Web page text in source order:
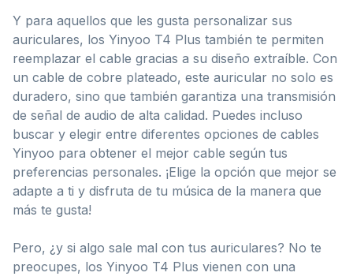
Y para aquellos que les gusta personalizar sus
auriculares, los Yinyoo T4 Plus también te permiten
reemplazar el cable gracias a su diseño extraíble. Con
un cable de cobre plateado, este auricular no solo es
duradero, sino que también garantiza una transmisión
de señal de audio de alta calidad. Puedes incluso
buscar y elegir entre diferentes opciones de cables
Yinyoo para obtener el mejor cable según tus
preferencias personales. ¡Elige la opción que mejor se
adapte a ti y disfruta de tu música de la manera que
más te gusta!
Pero, ¿y si algo sale mal con tus auriculares? No te
preocupes, los Yinyoo T4 Plus vienen con una